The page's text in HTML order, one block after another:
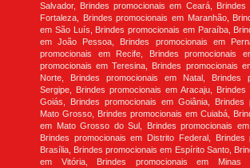
Salvador, Brindes promocionais em Ceará, Brindes
Fortaleza, Brindes promocionais em Maranhão,
em São Luís, Brindes promocionais em Paraíba,
em João Pessoa, Brindes promocionais em
promocionais em Recife, Brindes promocionais
promocionais em Teresina, Brindes promocionais
Norte, Brindes promocionais em Natal, Brindes
Sergipe, Brindes promocionais em Aracaju, Brindes
Goiás, Brindes promocionais em Goiânia, Brindes
Mato Grosso, Brindes promocionais em Cuiabá,
em Mato Grosso do Sul, Brindes promocionais em
Brindes promocionais em Distrito Federal, Brindes
Brasília, Brindes promocionais em Espírito Santo,
em Vitória, Brindes promocionais em Minas